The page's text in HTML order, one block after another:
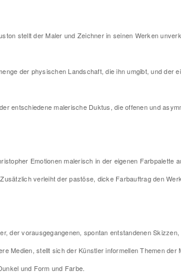
stellt der Maler und Zeichner in seinen Werken
der physischen Landschaft, die ihn umgibt, und der
entschiedene malerische Duktus, die offenen und
Emotionen malerisch in der eigenen Farbpalette
verleiht der pastöse, dicke Farbauftrag den
der vorausgegangenen, spontan entstandenen Skizzen,
Medien, stellt sich der Künstler informellen Themen der
und Form und Farbe.